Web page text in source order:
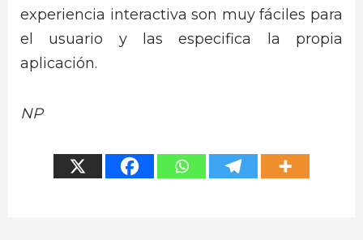
experiencia interactiva son muy fáciles para
el usuario y las especifica la propia
aplicación.
NP